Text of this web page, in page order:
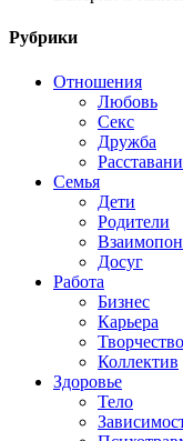
Рубрики
Отношения
Любовь
Секс
Дружба
Семья
Дети
Родители
Досуг
Работа
Бизнес
Карьера
Творчество
Коллектив
Здоровье
Тело